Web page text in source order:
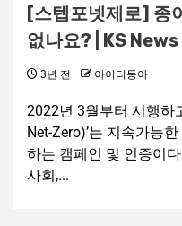
[스텝포넷제로] 종
없나요? | KS News
3년 전 아이티동아
2022년 3월부터 시행하
Net-Zero)’는 지속가능
하는 캠페인 및 인증이
사회,...